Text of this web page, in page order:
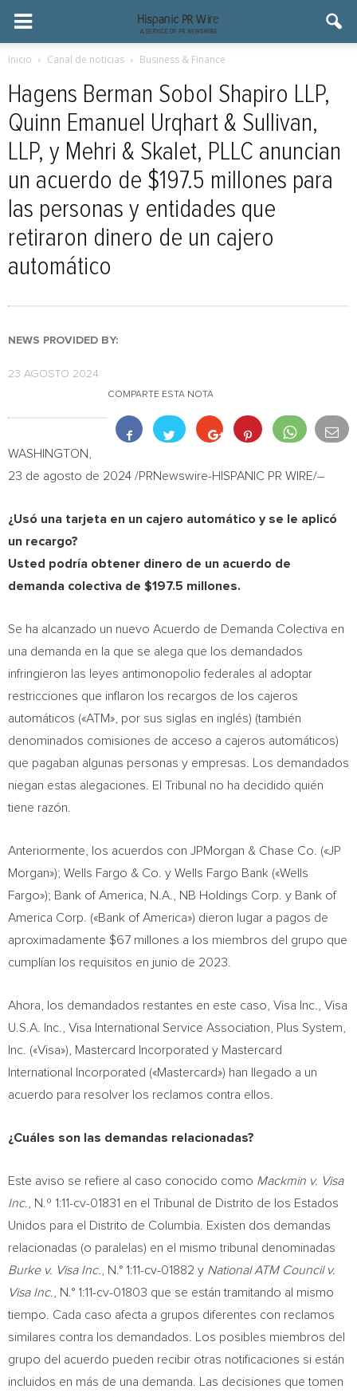
Inicio Canal de noticias Business & Finance
Hagens Berman Sobol Shapiro LLP,
Quinn Emanuel Urqhart & Sullivan,
LLP, y Mehri & Skalet, PLLC anuncian
un acuerdo de $197.5 millones para
las personas y entidades que
retiraron dinero de un cajero
automático
NEWS PROVIDED BY:
23 AGOSTO 2024
COMPARTE ESTA NOTA
WASHINGTON
23 de agosto de 2024 /PRNewswire-HISPANIC PR WIRE/–
¿Usó una tarjeta en un cajero automático y se le aplicó
un recargo?
Usted podría obtener dinero de un acuerdo de
demanda colectiva de $197.5 millones.
Se ha alcanzado un nuevo Acuerdo de Demanda Colectiva en
una demanda en la que se alega que los demandados
infringieron las leyes antimonopolio federales al adoptar
restricciones que inflaron los recargos de los cajeros
automáticos («ATM», por sus siglas en inglés) (también
denominados comisiones de acceso a cajeros automáticos)
que pagaban algunas personas y empresas. Los demandados
niegan estas alegaciones. El Tribunal no ha decidido quién
tiene razón.
Anteriormente, los acuerdos con JPMorgan & Chase Co. («JP
Morgan»); Wells Fargo & Co. y Wells Fargo Bank («Wells
Fargo»); Bank of America, N.A., NB Holdings Corp. y Bank of
America Corp. («Bank of America») dieron lugar a pagos de
aproximadamente $67 millones a los miembros del grupo que
cumplían los requisitos en junio de 2023.
Ahora, los demandados restantes en este caso, Visa Inc., Visa
U.S.A.
Inc., Visa International Service Association, Plus System,
Inc. («Visa»), Mastercard Incorporated y Mastercard
International Incorporated («Mastercard») han llegado a un
acuerdo para resolver los reclamos contra ellos.
¿Cuáles son las demandas relacionadas?
Este aviso se refiere al caso conocido como Mackmin v. Visa
Inc., N.º 1:11-cv-01831 en el Tribunal de Distrito de los Estados
Unidos para el Distrito de Columbia. Existen dos demandas
relacionadas (o paralelas) en el mismo tribunal denominadas
Burke v. Visa Inc.
, N.° 1:11-cv-01882 y National ATM Council v.
Visa Inc., N.° 1:11-cv-01803 que se están tramitando al mismo
tiempo. Cada caso afecta a grupos diferentes con reclamos
similares contra los demandados. Los posibles miembros del
grupo del acuerdo pueden recibir otras notificaciones si están
incluidos en más de una demanda. Las decisiones que tomen